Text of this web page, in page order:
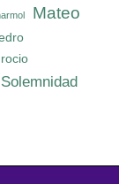
Mateo
rocio
Solemnidad